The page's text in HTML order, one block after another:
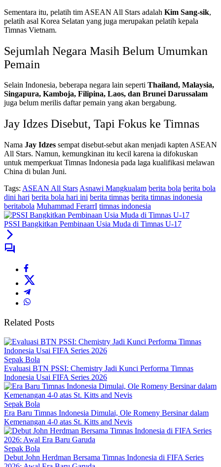
Sementara itu, pelatih tim ASEAN All Stars adalah Kim Sang-sik,
pelatih asal Korea Selatan yang juga merupakan pelatih kepala
Timnas Vietnam.
Sejumlah Negara Masih Belum Umumkan
Pemain
Selain Indonesia, beberapa negara lain seperti Thailand, Malaysia,
Singapura, Kamboja, Filipina, Laos, dan Brunei Darussalam
juga belum merilis daftar pemain yang akan bergabung.
Jay Idzes Disebut, Tapi Fokus ke Timnas
Nama Jay Idzes sempat disebut-sebut akan menjadi kapten ASEAN
All Stars. Namun, kemungkinan itu kecil karena ia difokuskan
untuk memperkuat Timnas Indonesia pada laga kualifikasi melawan
China di bulan Juni.
Tags: ASEAN All Stars Asnawi Mangkualam berita bola berita bola
dini hari berita bola hari ini berita timnas berita timnas indonesia
beritabola Muhammad FerarrI timnas indonesia
PSSI Bangkitkan Pembinaan Usia Muda di Timnas U-17
Related Posts
Sepak Bola
Evaluasi BTN PSSI: Chemistry Jadi Kunci Performa Timnas
Indonesia Usai FIFA Series 2026
Sepak Bola
Era Baru Timnas Indonesia Dimulai, Ole Romeny Bersinar dalam
Kemenangan 4-0 atas St. Kitts and Nevis
Sepak Bola
Debut John Herdman Bersama Timnas Indonesia di FIFA Series